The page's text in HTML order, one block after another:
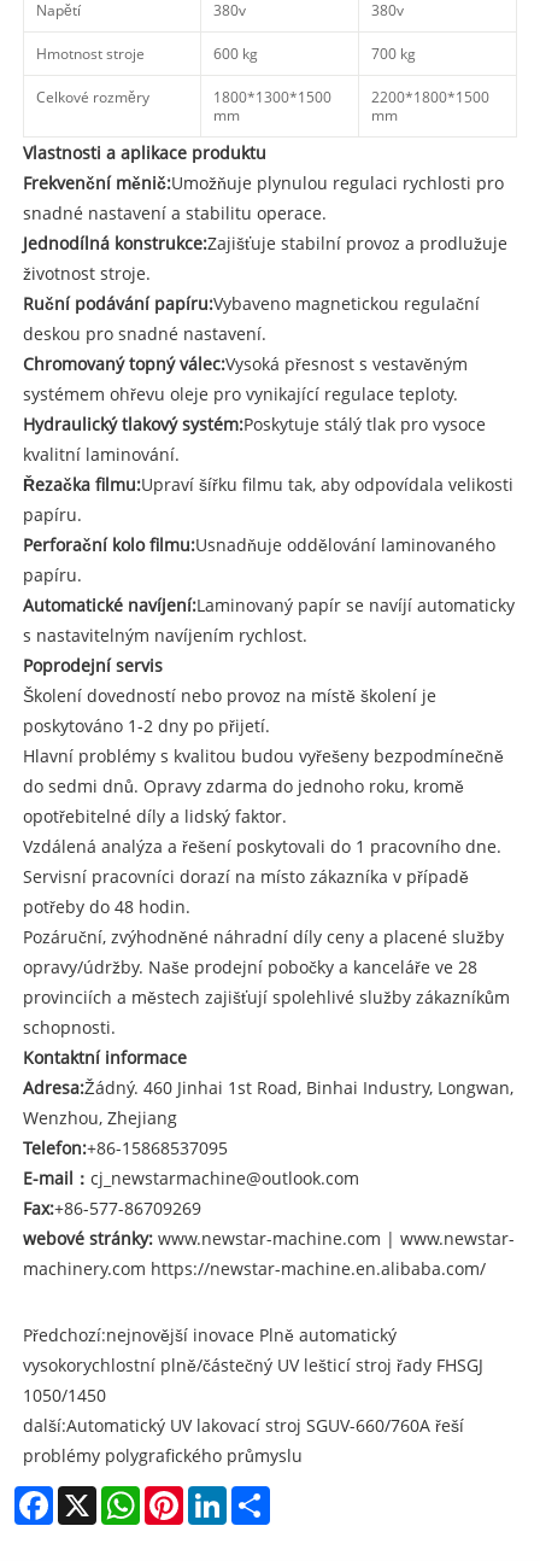
Napětí 380v 380v
Hmotnost stroje 600 kg 700 kg
Celkové rozměry 1800*1300*1500
mm
2200*1800*1500
mm
Vlastnosti a aplikace produktu
Frekvenční měnič:Umožňuje plynulou regulaci rychlosti pro
snadné nastavení a stabilitu operace.
Jednodílná konstrukce:Zajišťuje stabilní provoz a prodlužuje
životnost stroje.
Ruční podávání papíru:Vybaveno magnetickou regulační
deskou pro snadné nastavení.
Chromovaný topný válec:Vysoká přesnost s vestavěným
systémem ohřevu oleje pro vynikající regulace teploty.
Hydraulický tlakový systém:Poskytuje stálý tlak pro vysoce
kvalitní laminování.
Řezačka filmu:Upraví šířku filmu tak, aby odpovídala velikosti
papíru.
Perforační kolo filmu:Usnadňuje oddělování laminovaného
papíru.
Automatické navíjení:Laminovaný papír se navíjí automaticky
s nastavitelným navíjením rychlost.
Poprodejní servis
Školení dovedností nebo provoz na místě školení je
poskytováno 1-2 dny po přijetí.
Hlavní problémy s kvalitou budou vyřešeny bezpodmínečně
do sedmi dnů. Opravy zdarma do jednoho roku, kromě
opotřebitelné díly a lidský faktor.
Vzdálená analýza a řešení poskytovali do 1 pracovního dne.
Servisní pracovníci dorazí na místo zákazníka v případě
potřeby do 48 hodin.
Pozáruční, zvýhodněné náhradní díly ceny a placené služby
opravy/údržby. Naše prodejní pobočky a kanceláře ve 28
provinciích a městech zajišťují spolehlivé služby zákazníkům
schopnosti.
Kontaktní informace
Adresa:Žádný. 460 Jinhai 1st Road, Binhai Industry, Longwan,
Wenzhou, Zhejiang
Telefon:+86-15868537095
E-mail ： cj_newstarmachine@outlook.com
Fax:+86-577-86709269
webové stránky: www.newstar-machine.com | www.newstar-
machinery.com https://newstar-machine.en.alibaba.com/
Předchozí:nejnovější inovace Plně automatický
vysokorychlostní plně/částečný UV lešticí stroj řady FHSGJ
1050/1450
další:Automatický UV lakovací stroj SGUV-660/760A řeší
problémy polygrafického průmyslu
Facebook
X WhatsAppPinterestLinkedIn